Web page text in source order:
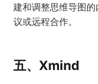
建和调整思维导图
议或远程合作。
五、Xmind